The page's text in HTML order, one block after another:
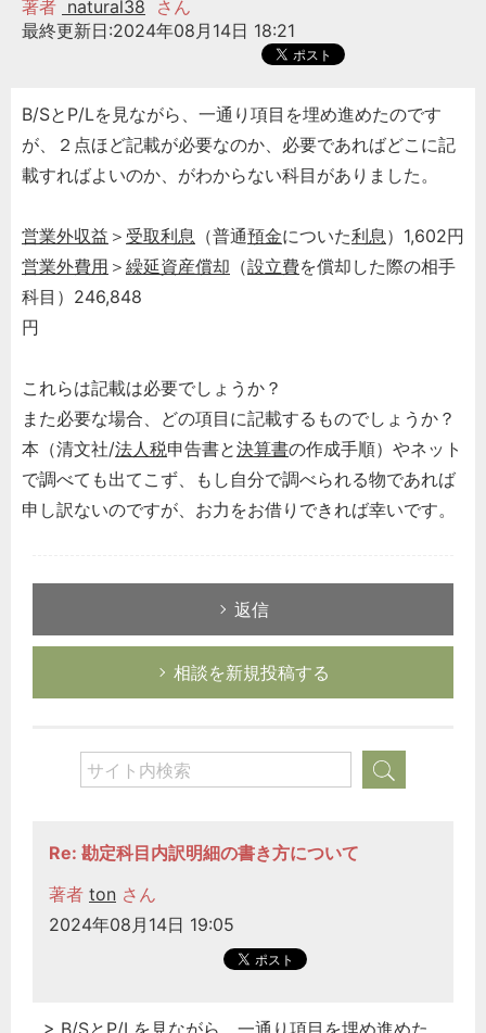
著者 natural38
さん
最終更新日:2024年08月14日 18:21
B/SとP/Lを見ながら、一通り項目を埋め進めたのです
が、２点ほど記載が必要なのか、必要であればどこに記
載すればよいのか、がわからない科目がありました。
営業外収益 ＞ 受取利息 （普通預金についた利息）1,602円
営業外費用 ＞ 繰延資産償却 （設立費を償却した際の相手
科目）246,848
円
これらは記載は必要でしょうか？
また必要な場合、どの項目に記載するものでしょうか？
本（清文社/法人税申告書と決算書の作成手順）やネット
で調べても出てこず、もし自分で調べられる物であれば
申し訳ないのですが、お力をお借りできれば幸いです。
返信
相談を新規投稿する
Re: 勘定科目内訳明細の書き方について
著者 ton さん
2024年08月14日 19:05